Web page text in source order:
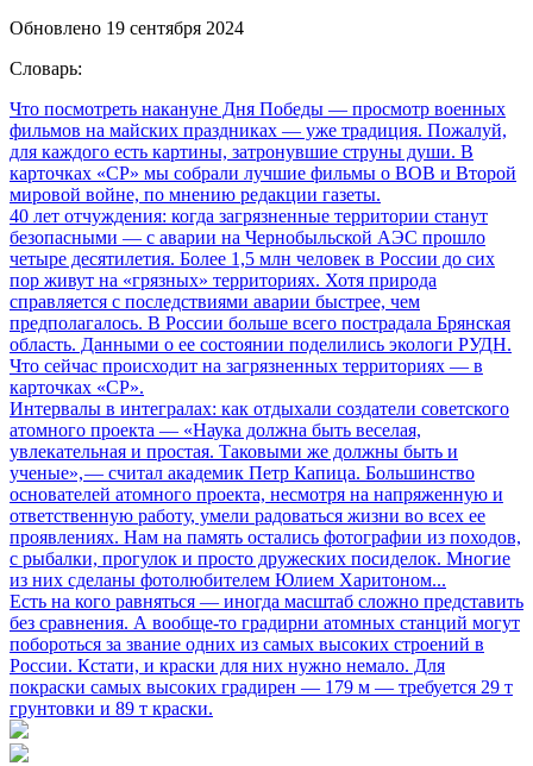
Обновлено 19 сентября 2024
Словарь:
Что посмотреть накануне Дня Победы — просмотр военных
фильмов на майских праздниках — уже традиция. Пожалуй,
для каждого есть картины, затронувшие струны души. В
карточках «СР» мы собрали лучшие фильмы о ВОВ и Второй
мировой войне, по мнению редакции газеты.
40 лет отчуждения: когда загрязненные территории станут
безопасными — с аварии на Чернобыльской АЭС прошло
четыре десятилетия. Более 1,5 млн человек в России до сих
пор живут на «грязных» территориях. Хотя природа
справляется с последствиями аварии быстрее, чем
предполагалось. В России больше всего пострадала Брянская
область. Данными о ее состоянии поделились экологи РУДН.
Что сейчас происходит на загрязненных территориях — в
карточках «СР».
Интервалы в интегралах: как отдыхали создатели советского
атомного проекта — «Наука должна быть веселая,
увлекательная и простая. Таковыми же должны быть и
ученые», — считал академик Петр Капица. Большинство
основателей атомного проекта, несмотря на напряженную и
ответственную работу, умели радоваться жизни во всех ее
проявлениях. Нам на память остались фотографии из походов,
с рыбалки, прогулок и просто дружеских посиделок. Многие
из них сделаны фотолюбителем Юлием Харитоном...
Есть на кого равняться — иногда масштаб сложно представить
без сравнения. А вообще-то градирни атомных станций могут
побороться за звание одних из самых высоких строений в
России. Кстати, и краски для них нужно немало. Для
покраски самых высоких градирен — 179 м — требуется 29 т
грунтовки и 89 т краски.